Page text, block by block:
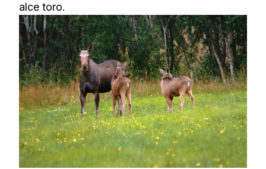
alce toro.